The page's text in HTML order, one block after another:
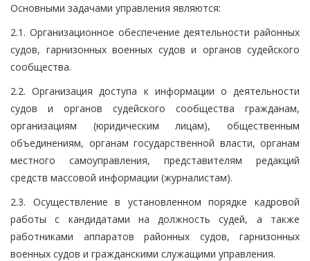
Основными задачами управления являются:
2.1. Организационное обеспечение деятельности районных
судов, гарнизонных военных судов и органов судейского
сообщества.
2.2. Организация доступа к информации о деятельности
судов и органов судейского сообщества гражданам,
организациям (юридическим лицам), общественным
объединениям, органам государственной власти, органам
местного самоуправления, представителям редакций
средств массовой информации (журналистам).
2.3. Осуществление в установленном порядке кадровой
работы с кандидатами на должность судей, а также
работниками аппаратов районных судов, гарнизонных
военных судов и гражданскими служащими управления.